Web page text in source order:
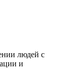
людей с
и